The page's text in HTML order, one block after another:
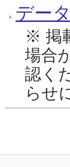
デー
※ 掲
場合
認く
らせ